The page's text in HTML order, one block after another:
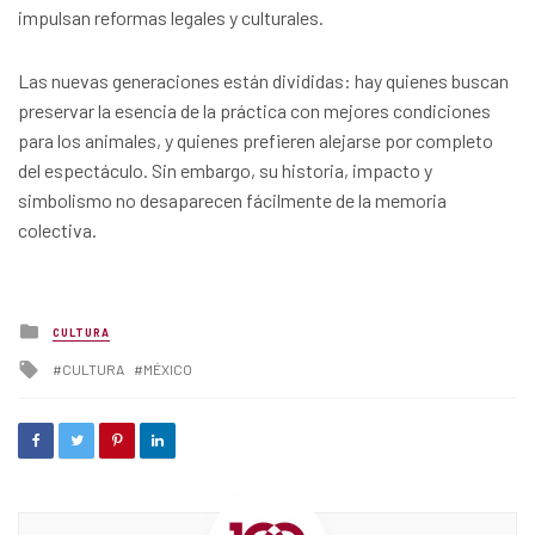
impulsan reformas legales y culturales.
Las nuevas generaciones están divididas: hay quienes buscan
preservar la esencia de la práctica con mejores condiciones
para los animales, y quienes prefieren alejarse por completo
del espectáculo. Sin embargo, su historia, impacto y
simbolismo no desaparecen fácilmente de la memoria
colectiva.
Posted
in
CULTURA
Tagged
CULTURA MÉXICO